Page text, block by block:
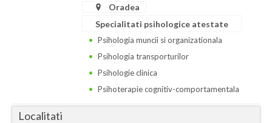
Galati
Oradea
Specialitati psihologice atestate
Psihologia muncii si organizationala
Psihologia transporturilor
Psihologie clinica
Psihoterapie cognitiv-comportamentala
Localitati